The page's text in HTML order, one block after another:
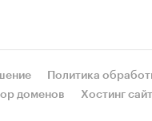
Политика
доменов Хостинг